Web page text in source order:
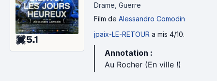
5.1
Drame, Guerre
Film de Alessandro Comodin
jpaix-LE-RETOUR a mis 4/10.
Annotation :
Au Rocher (En ville !)